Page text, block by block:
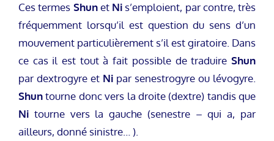
Ces termes Shunet Ni s’emploient, par contre, très
fréquemment lorsqu’il est question du sens d’un
mouvement particulièrement s’il est giratoire. Dans
ce cas il est tout à fait possible de traduire Shun
par dextrogyre et Ni par senestrogyre ou lévogyre.
Shuntourne donc vers la droite (dextre) tandis que
Ni tourne vers la gauche (senestre – qui a, par
ailleurs, donné sinistre… ).